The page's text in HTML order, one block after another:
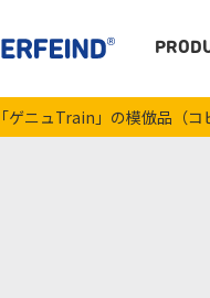
ゲニュTrain」の模倣品（